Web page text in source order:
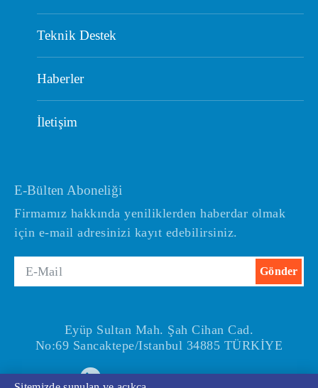
Teknik Destek
Haberler
İletişim
E-Bülten Aboneliği
Firmamız hakkında yeniliklerden haberdar olmak
için e-mail adresinizi kayıt edebilirsiniz.
Eyüp Sultan Mah. Şah Cihan Cad.
No:69 Sancaktepe/Istanbul 34885 TÜRKİYE
+90(216) 540 67 24-25